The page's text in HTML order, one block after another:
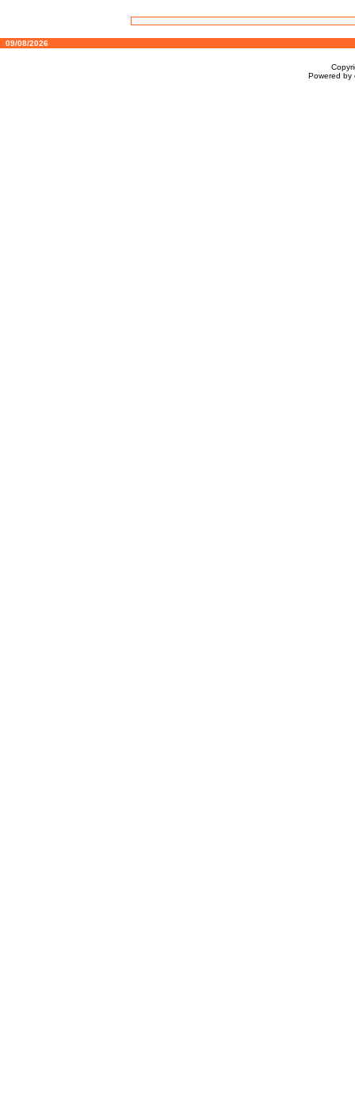
09/08/2026
Powered by